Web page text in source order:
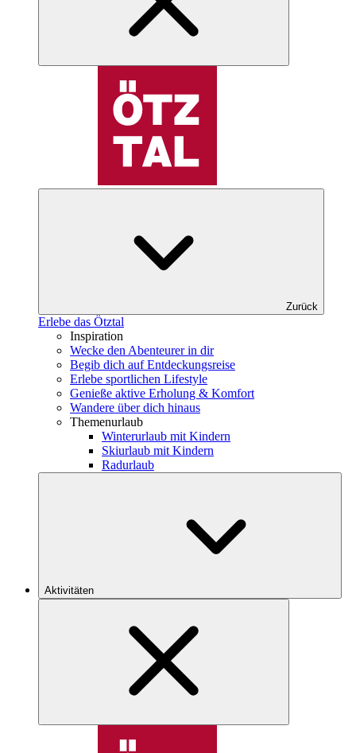
Zurück
Erlebe das Ötztal
Inspiration
Wecke den Abenteurer in dir
Begib dich auf Entdeckungsreise
Erlebe sportlichen Lifestyle
Genieße aktive Erholung & Komfort
Wandere über dich hinaus
Themenurlaub
Winterurlaub mit Kindern
Skiurlaub mit Kindern
Radurlaub
Aktivitäten